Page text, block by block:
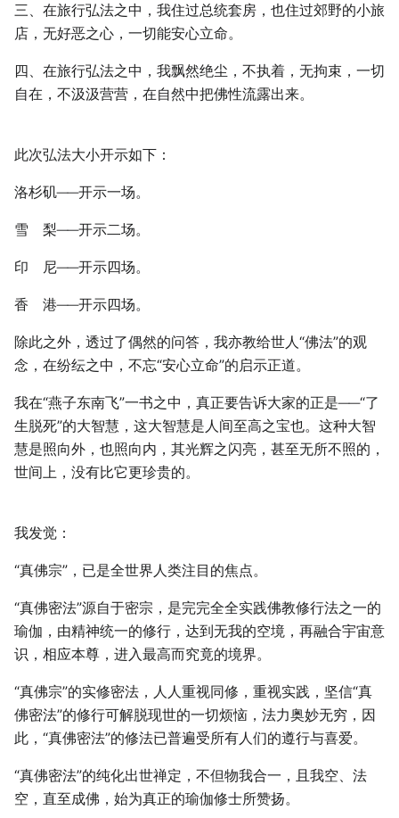
三、在旅行弘法之中，我住过总统套房，也住过郊野的小旅
店，无好恶之心，一切能安心立命。
四、在旅行弘法之中，我飘然绝尘，不执着，无拘束，一切
自在，不汲汲营营，在自然中把佛性流露出来。
此次弘法大小开示如下：
洛杉矶──开示一场。
雪 梨──开示二场。
印 尼──开示四场。
香 港──开示四场。
除此之外，透过了偶然的问答，我亦教给世人“佛法”的观
念，在纷纭之中，不忘“安心立命”的启示正道。
我在“燕子东南飞”一书之中，真正要告诉大家的正是──“了
生脱死”的大智慧，这大智慧是人间至高之宝也。这种大智
慧是照向外，也照向内，其光辉之闪亮，甚至无所不照的，
世间上，没有比它更珍贵的。
我发觉：
“真佛宗”，已是全世界人类注目的焦点。
“真佛密法”源自于密宗，是完完全全实践佛教修行法之一的
瑜伽，由精神统一的修行，达到无我的空境，再融合宇宙意
识，相应本尊，进入最高而究竟的境界。
“真佛宗”的实修密法，人人重视同修，重视实践，坚信“真
佛密法”的修行可解脱现世的一切烦恼，法力奥妙无穷，因
此，“真佛密法”的修法已普遍受所有人们的遵行与喜爱。
“真佛密法”的纯化出世禅定，不但物我合一，且我空、法
空，直至成佛，始为真正的瑜伽修士所赞扬。